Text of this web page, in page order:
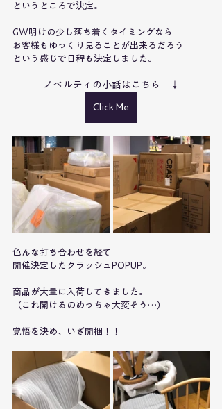
というところで決定。
GW明けの少し落ち着くタイミングなら
お客様もゆっくり見ることが出来るだろう
という感じで日程も決定しました。
ノベルティの小話はこちら　↓
Click Me
色んな打ち合わせを経て
開催決定したクラッシュPOPUP。
商品が大量に入荷してきました。
（これ開けるのめっちゃ大変そう…）
覚悟を決め、いざ開梱！！